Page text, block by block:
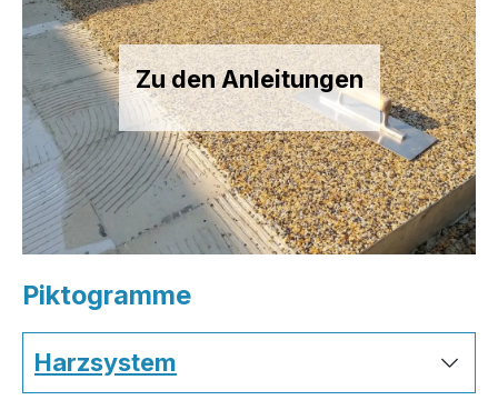
Zu den Anleitungen
Piktogramme
Harzsystem